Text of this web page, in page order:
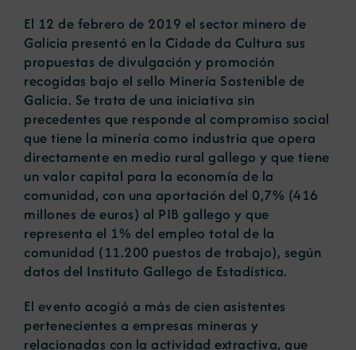
El 12 de febrero de 2019 el sector minero de
Galicia presentó en la Cidade da Cultura sus
propuestas de divulgación y promoción
recogidas bajo el sello Minería Sostenible de
Galicia. Se trata de una iniciativa sin
precedentes que responde al compromiso social
que tiene la minería como industria que opera
directamente en medio rural gallego y que tiene
un valor capital para la economía de la
comunidad, con una aportación del 0,7% (416
millones de euros) al PIB gallego y que
representa el 1% del empleo total de la
comunidad (11.200 puestos de trabajo), según
datos del Instituto Gallego de Estadística.
El evento acogió a más de cien asistentes
pertenecientes a empresas mineras y
relacionadas con la actividad extractiva, que